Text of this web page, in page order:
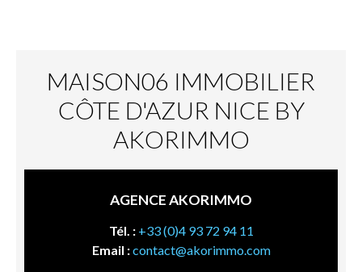
MAISON06 IMMOBILIER
CÔTE D'AZUR NICE BY
AKORIMMO
AGENCE AKORIMMO
Tél. : +33 (0)4 93 72 94 11
Email :contact@akorimmo.com